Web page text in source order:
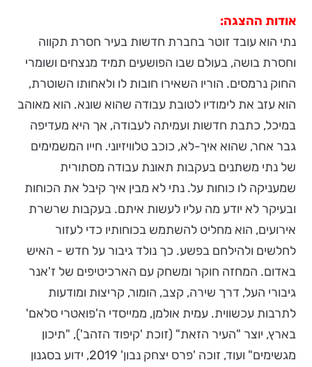
אודות ההצגה:
נתי הוא עובד זוטר בחברת חדשות בעיר חסרת תקווה
וחסרת בושה, בעולם שבו הפושעים תמיד מנצחים ושומרי
החוק נרמסים. הוריו השאירו חובות לו ולאחותו השוטרת,
הוא עזב את לימודיו לטובת עבודה שהוא שונא. הוא מאוהב
במיכל, כתבת חדשות ועמיתה לעבודה, אך היא מעדיפה
גבר אחר, שהוא איך-לא, כוכב טלוויזיוני. חייו המשמימים
של נתי משתנים בעקבות תאונת עבודה מסתורית
שמעניקה לו כוחות על. נתי לא מבין איך קיבל את הכוחות
ובעיקר לא יודע מה עליו לעשות איתם. בעקבות שרשרת
אירועים, הוא מחליט להשתמש בכוחותיו כדי לעזור
לחלשים ולהילחם בפשע. כך נולד גיבור על חדש - האיש
באדום. המחזה חוקר ומשחק עם הארכיטיפים של ז'אנר
גיבורי העל, דרך שירה, קצב, הומור, קריצות ומודעות
לתרבות עכשווית. עמית אולמן, ממייסדי ה'פואטרי סלאם'
בארץ, יוצר "העיר הזאת" (זוכת 'קיפוד הזהב'), "תיכון
מגשימים" ועוד, זוכה 'פרס יצחק נבון' 2019, ידוע בסגנון